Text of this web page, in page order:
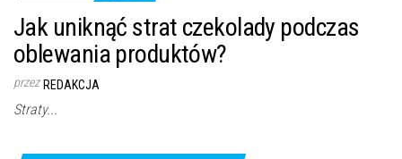
Jak uniknąć strat czekolady podczas
oblewania produktów?
przez REDAKCJA
Straty...